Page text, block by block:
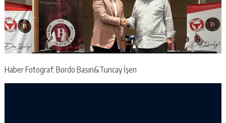
Haber Fotograf: Bordo Basın&Tuncay İşen